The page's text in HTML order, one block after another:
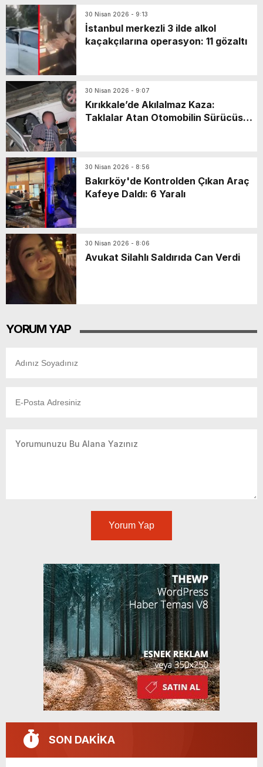
30 Nisan 2026 - 9:13
İstanbul merkezli 3 ilde alkol
kaçakçılarına operasyon: 11 gözaltı
30 Nisan 2026 - 9:07
Kırıkkale’de Akılalmaz Kaza:
Taklalar Atan Otomobilin Sürücüsü
30 Nisan 2026 - 8:56
Bakırköy'de Kontrolden Çıkan Araç
Kafeye Daldı: 6 Yaralı
30 Nisan 2026 - 8:06
Avukat Silahlı Saldırıda Can Verdi
YORUM YAP
Yorum Yap
SON DAKİKA